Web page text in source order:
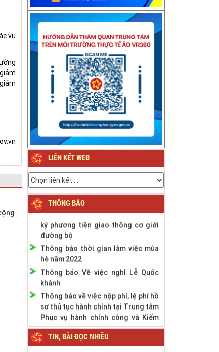
vụ
LIÊN KẾT WEB
THÔNG BÁO
Thông báo về việc nghỉ Tết Nguyên
đán Bính Ngọ năm 2026
Thông báo về việc nghỉ Tết Nguyên
đán Giáp Thìn năm 2024
Thông báo Lịch nghỉ Lễ Quốc khánh
Thông báo phân cấp công tác đăng
ký phương tiện giao thông cơ giới
đường bộ
Thông báo thời gian làm việc mùa
hè năm 2022
Thông báo Về việc nghỉ Lễ Quốc
khánh
Thông báo về việc nộp phí, lệ phí hồ
sơ thủ tục hành chính tại Trung tâm
Phục vụ hành chính công và Kiểm
soát TTHC tỉnh
TIN, BÀI ĐỌC NHIỀU